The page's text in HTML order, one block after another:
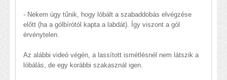
- Nekem úgy tűnik, hogy lóbált a szabaddobás elvégzése
előtt (ha a gólbírótól kapta a labdát). Így viszont a gól
érvénytelen
Az alábbi videó végén, a lassított ismétlésnél nem látszik a
lóbálás, de egy korábbi szakasznál igen.